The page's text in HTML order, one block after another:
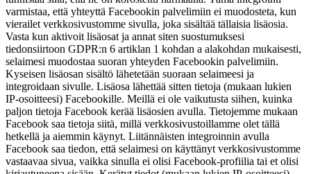
varmistaa, että yhteyttä Facebookin palvelimiin ei muodosteta, kun
vierailet verkkosivustomme sivulla, joka sisältää tällaisia lisäosia.
Vasta kun aktivoit lisäosat ja annat siten suostumuksesi
tiedonsiirtoon GDPR:n 6 artiklan 1 kohdan a alakohdan mukaisesti,
selaimesi muodostaa suoran yhteyden Facebookin palvelimiin.
Kyseisen lisäosan sisältö lähetetään suoraan selaimeesi ja
integroidaan sivulle. Lisäosa lähettää sitten tietoja (mukaan lukien
IP-osoitteesi) Facebookille. Meillä ei ole vaikutusta siihen, kuinka
paljon tietoja Facebook kerää lisäosien avulla. Tietojemme mukaan
Facebook saa tietoja siitä, millä verkkosivustoillamme olet tällä
hetkellä ja aiemmin käynyt. Liitännäisten integroinnin avulla
Facebook saa tiedon, että selaimesi on käyttänyt verkkosivustomme
vastaavaa sivua, vaikka sinulla ei olisi Facebook-profiilia tai et olisi